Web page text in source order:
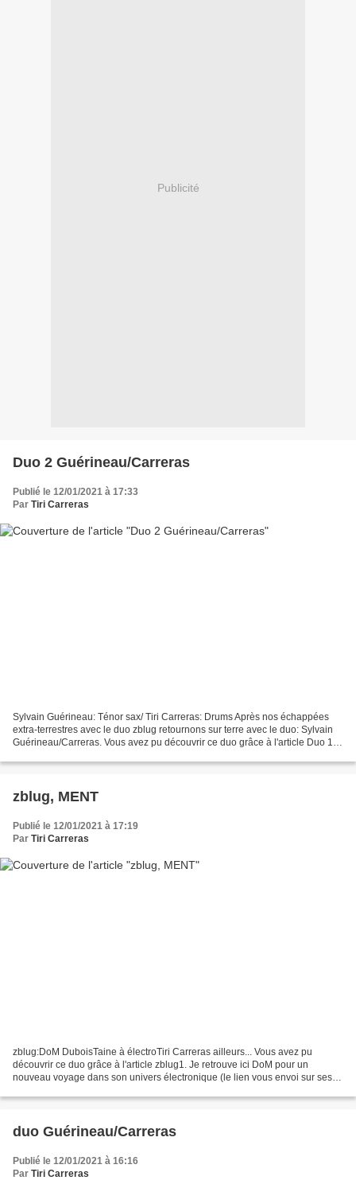
Publicité
Duo 2 Guérineau/Carreras
Publié le 12/01/2021 à 17:33
Par Tiri Carreras
Sylvain Guérineau: Ténor sax/ Tiri Carreras: Drums Après nos échappées
extra-terrestres avec le duo zblug retournons sur terre avec le duo: Sylvain
Guérineau/Carreras. Vous avez pu découvrir ce duo grâce à l'article Duo 1
zblug, MENT
Publié le 12/01/2021 à 17:19
Par Tiri Carreras
zblug:DoM DuboisTaine à électroTiri Carreras ailleurs... Vous avez pu
découvrir ce duo grâce à l'article zblug1. Je retrouve ici DoM pour un
nouveau voyage dans son univers électronique (le lien vous envoi sur ses
duo Guérineau/Carreras
Publié le 12/01/2021 à 16:16
Par Tiri Carreras